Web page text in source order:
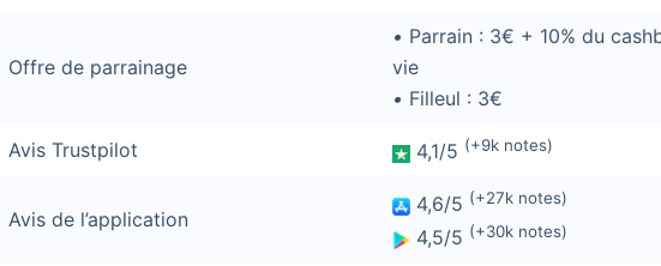
Offre de parrainage
• Parrain : 3€ + 10% du
vie
• Filleul : 3€
Avis Trustpilot 4,1/5 (+9k notes)
Avis de l’application
4,6/5 (+27k notes)
4,5/5 (+30k notes)